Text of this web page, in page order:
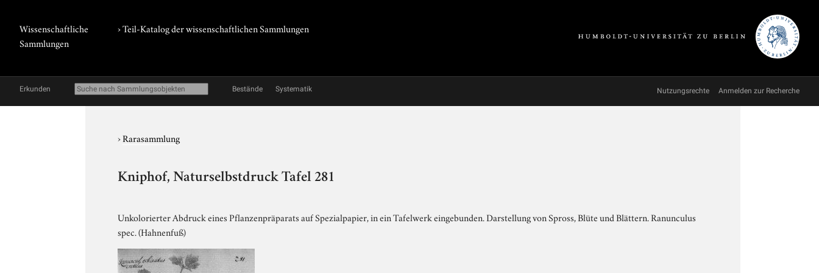
Wissenschaftliche
Sammlungen
› Teil-Katalog der wissenschaftlichen Sammlungen
Erkunden Bestände Systematik Nutzungsrechte Anmelden zur Recherche
›Rarasammlung
Kniphof, Naturselbstdruck Tafel 281
Unkolorierter Abdruck eines Pflanzenpräparats auf Spezialpapier, in ein Tafelwerk eingebunden. Darstellung von Spross, Blüte und Blättern. Ranunculus
spec. (Hahnenfuß)